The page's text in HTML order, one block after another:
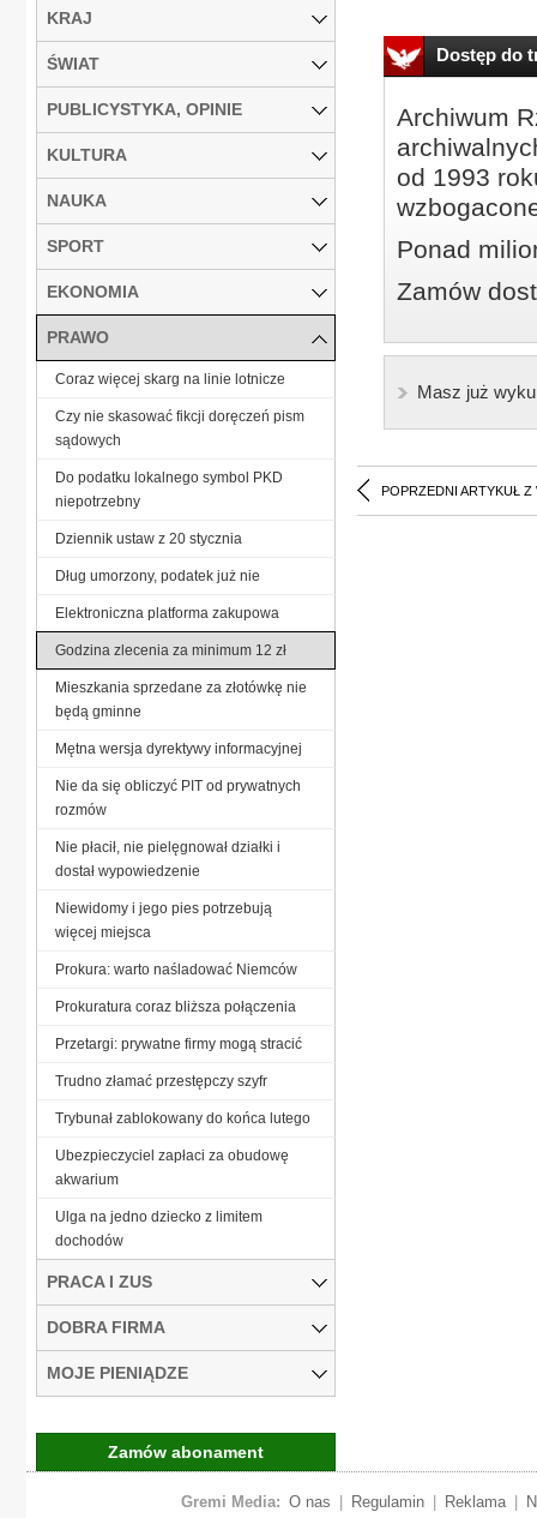
Dostęp do
Archiwum
od 1993
Ponad
Zamów
Masz już
POPRZEDNI ARTYKUŁ Z
KRAJ
ŚWIAT
PUBLICYSTYKA, OPINIE
KULTURA
NAUKA
SPORT
EKONOMIA
PRAWO
Coraz więcej skarg na linie lotnicze
Czy nie skasować fikcji doręczeń pism
sądowych
Do podatku lokalnego symbol PKD
niepotrzebny
Dziennik ustaw z 20 stycznia
Dług umorzony, podatek już nie
Elektroniczna platforma zakupowa
Godzina zlecenia za minimum 12 zł
Mieszkania sprzedane za złotówkę nie
będą gminne
Mętna wersja dyrektywy informacyjnej
Nie da się obliczyć PIT od prywatnych
rozmów
Nie płacił, nie pielęgnował działki i
dostał wypowiedzenie
Niewidomy i jego pies potrzebują
więcej miejsca
Prokura: warto naśladować Niemców
Prokuratura coraz bliższa połączenia
Przetargi: prywatne firmy mogą stracić
Trudno złamać przestępczy szyfr
Trybunał zablokowany do końca lutego
Ubezpieczyciel zapłaci za obudowę
akwarium
Ulga na jedno dziecko z limitem
dochodów
PRACA I ZUS
DOBRA FIRMA
MOJE PIENIĄDZE
Zamów abonament
Gremi Media: O nas Regulamin Reklama